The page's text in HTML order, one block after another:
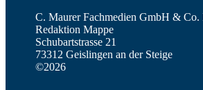
C. Maurer Fachmedien GmbH & Co.
Redaktion Mappe
Schubartstrasse 21
73312 Geislingen an der Steige
©2026